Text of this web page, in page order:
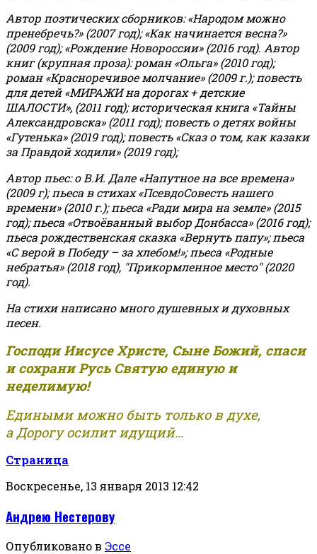
Автор поэтических сборников: «Народом можно
пренебречь?» (2007 год); «Как начинается весна?»
(2009 год); «Рождение Новороссии» (2016 год). Автор
книг (крупная проза): роман «Ольга» (2010 год);
роман «Красноречивое молчание» (2009 г.); повесть
для детей «МИРАЖИ на дорогах + детские
ШАЛОСТИ», (2011 год); историческая книга «Тайны
Александровска» (2011 год); повесть о детях войны
«Гутенька» (2019 год); повесть «Сказ о том, как казаки
за Правдой ходили» (2019 год);
Автор пьес: о В.И. Дале «Напутное на все времена»
(2009 г); пьеса в стихах «ПсевдоСовесть нашего
времени» (2010 г.); пьеса «Ради мира на земле» (2015
год); пьеса «Отвоёванный выбор Донбасса» (2016 год);
пьеса рождественская сказка «Вернуть папу»; пьеса
«С верой в Победу – за хлебом!»;пьеса «Родные
небратья» (2018 год), "Прикормленное место" (2020
год).
На стихи написано много душевных и духовных
песен.
Господи Иисусе Христе, Сыне Божий, спаси
и сохрани Русь Святую единую и
неделимую!
Едиными можно быть только в духе,
а Дорогу осилит идущий...
Страница
Воскресенье, 13 января 2013 12:42
Андрею Нестерову
Опубликовано в Эссе